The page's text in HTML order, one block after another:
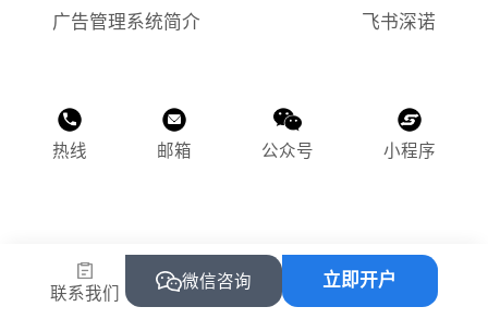
广告管理系统简介 飞书深诺
热线 邮箱 公众号 小程序
©2015-2025 飞书逸途（上海）网络科技有限公司
沪ICP备2023011118号-1
沪公网安备 31010502004469
联系我们
微信咨询 立即开户